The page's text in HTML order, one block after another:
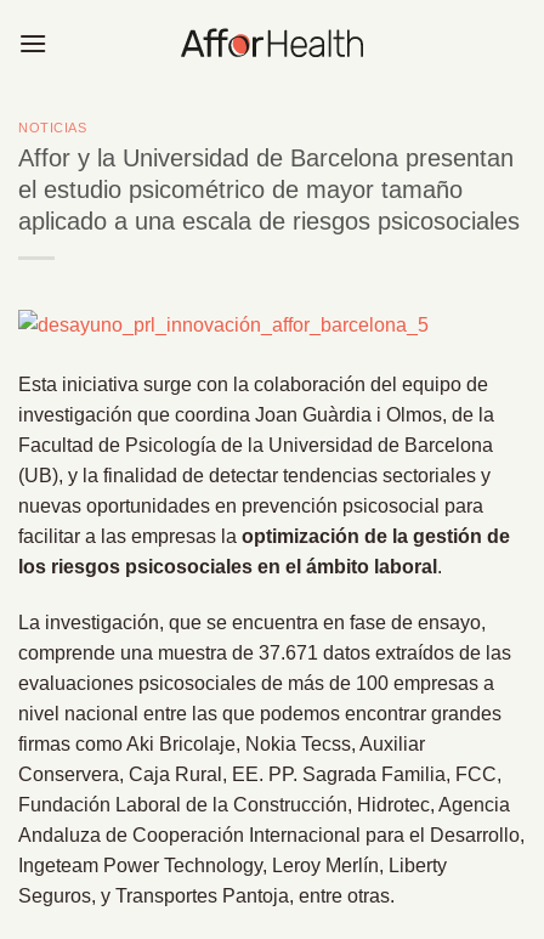
NOTICIAS
Affor y la Universidad de Barcelona presentan
el estudio psicométrico de mayor tamaño
aplicado a una escala de riesgos psicosociales
Esta iniciativa surge con la colaboración del equipo de
investigación que coordina Joan Guàrdia i Olmos, de la
Facultad de Psicología de la Universidad de Barcelona
(UB), y la finalidad de detectar tendencias sectoriales y
nuevas oportunidades en prevención psicosocial para
facilitar a las empresas la optimización de la gestión de
los riesgos psicosociales en el ámbito laboral .
La investigación, que se encuentra en fase de ensayo,
comprende una muestra de 37.671 datos extraídos de las
evaluaciones psicosociales de más de 100 empresas a
nivel nacional entre las que podemos encontrar grandes
firmas como Aki Bricolaje, Nokia Tecss, Auxiliar
Conservera, Caja Rural, EE. PP. Sagrada Familia, FCC,
Fundación Laboral de la Construcción, Hidrotec, Agencia
Andaluza de Cooperación Internacional para el Desarrollo,
Ingeteam Power Technology, Leroy Merlín, Liberty
Seguros, y Transportes Pantoja, entre otras.